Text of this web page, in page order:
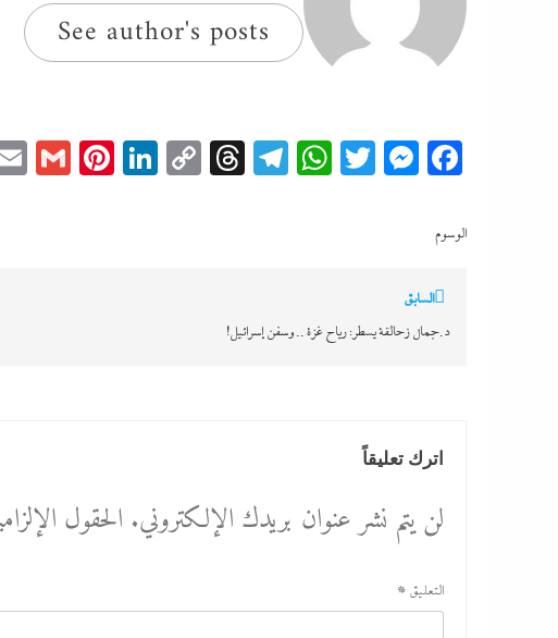
See author's posts
Facebook
Messenger
Twitter
WhatsApp
Telegram
Threads
Copy
الوسوم
تصفّح
المقالات
السابق
د.جمال زحالقة يسطر: رياح غزة .. وسفن إسرائيل!
اترك تعليقاً
لن يتم نشر عنوان بريدك الإلكتروني.الحقول
التعليق *